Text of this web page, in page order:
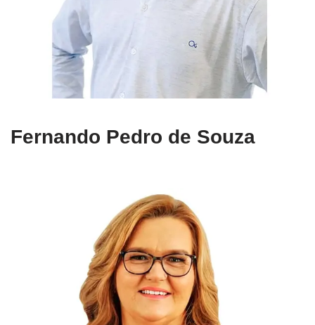
Fernando Pedro de Souza